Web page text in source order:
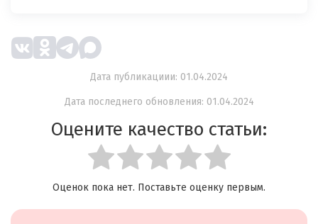
Дата публикациии: 01.04.2024
Дата последнего обновления: 01.04.2024
Оцените качество статьи:
Оценок пока нет. Поставьте оценку первым.